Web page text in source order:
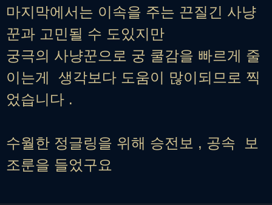
마지막에서는 이속을 주는 끈질긴 사냥
꾼과 고민될 수 도있지만
궁극의 사냥꾼으로 궁 쿨감을 빠르게 줄
이는게 생각보다 도움이 많이되므로 찍
었습니다 .
수월한 정글링을 위해 승전보 , 공속 보
조룬을 들었구요